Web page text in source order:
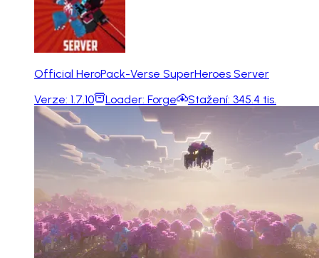
Official HeroPack-Verse SuperHeroes Server
Verze: 1.7.10 Loader: Forge Stažení: 345.4 tis.